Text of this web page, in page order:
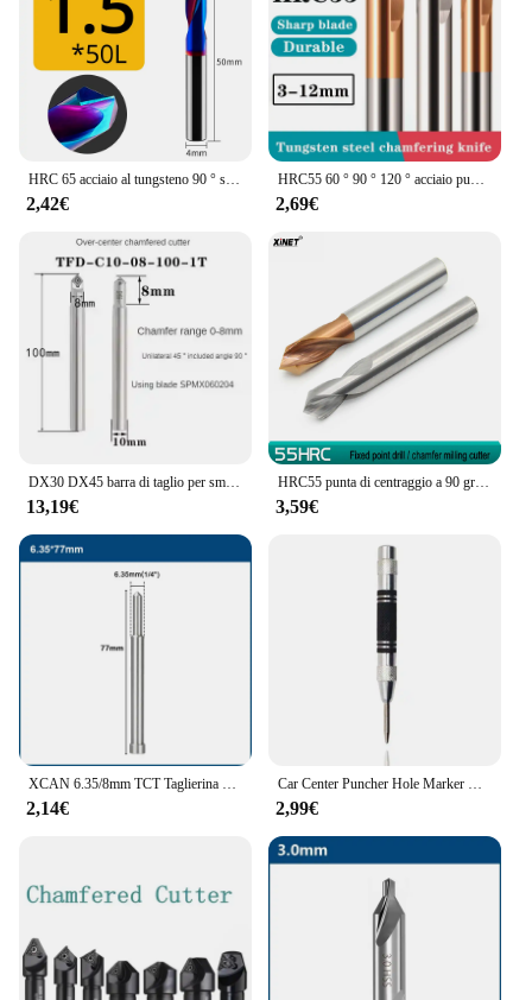
2,42€ 2,69€
13,19€
HRC55 punta di centraggio a 90 gradi in lega di acciaio al tungsteno punta fissa trapano di posizionamento trapano 4-8-10-12 fresa a smusso a forma di V
3,59€
XCAN 6.35/8mm TCT Taglierina anulare Perno pilota Asta centrale Trapano cavo Piastra in acciaio Trapano Taglierina anulare Posizione centrale Asta Espulsore
2,14€
Car Center Puncher Hole Marker Wood Metal Steel Spring Load Kerner Drill Locator Heavy Duty Punch carpenteria utensile manuale automatico
2,99€